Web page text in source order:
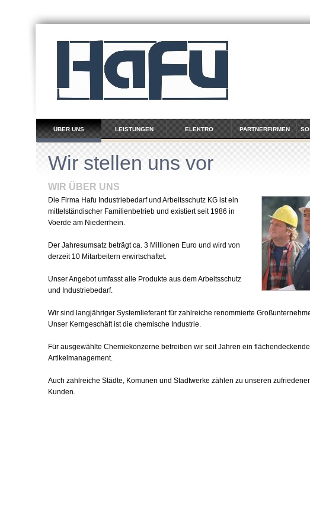
ÜBER UNS LEISTUNGEN ELEKTRO PARTNERFIRMEN SO
Wir stellen uns vor
WIR ÜBER UNS
Die Firma Hafu Industriebedarf und Arbeitsschutz KG ist ein
mittelständischer Familienbetrieb und existiert seit 1986 in
Voerde am Niederrhein.
Der Jahresumsatz beträgt ca. 3 Millionen Euro und wird von
derzeit 10 Mitarbeitern erwirtschaftet.
Unser Angebot umfasst alle Produkte aus dem Arbeitsschutz
und Industriebedarf.
Wir sind langjähriger Systemlieferant für zahlreiche renommierte
Unser Kerngeschäft ist die chemische Industrie.
Für ausgewählte Chemiekonzerne betreiben wir seit Jahren ein
Artikelmanagement.
Auch zahlreiche Städte, Komunen und Stadtwerke zählen zu unseren
Kunden.